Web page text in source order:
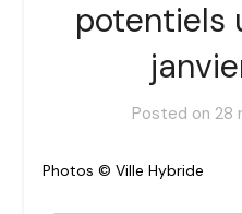
potentiels
Posted on 28
Photos © Ville Hybride